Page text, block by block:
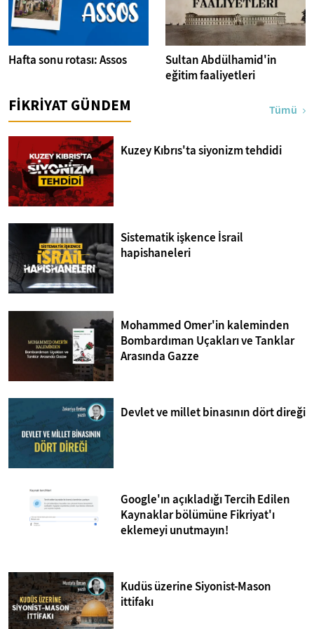
Hafta sonu rotası: Assos
Sultan Abdülhamid'in
eğitim faaliyetleri
FİKRİYAT GÜNDEM Tümü
Kuzey Kıbrıs'ta siyonizm tehdidi
Sistematik işkence İsrail
hapishaneleri
Mohammed Omer'in kaleminden
Bombardıman Uçakları ve Tanklar
Arasında Gazze
Devlet ve millet binasının dört direği
Google'ın açıkladığı Tercih Edilen
Kaynaklar bölümüne Fikriyat'ı
eklemeyi unutmayın!
Kudüs üzerine Siyonist-Mason
ittifakı